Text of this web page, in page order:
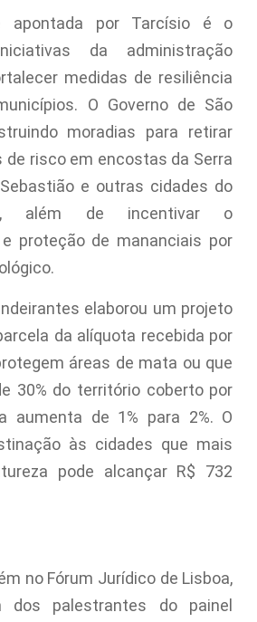
apontada por Tarcísio é o
da administração
medidas de resiliência
O Governo de São
moradias para retirar
de risco em encostas da Serra
e outras cidades do
além de incentivar o
proteção de mananciais por
elaborou um projeto
da alíquota recebida por
áreas de mata ou que
30% do território coberto por
aumenta de 1% para 2%. O
às cidades que mais
pode alcançar R$ 732
no Fórum Jurídico de Lisboa,
palestrantes do painel